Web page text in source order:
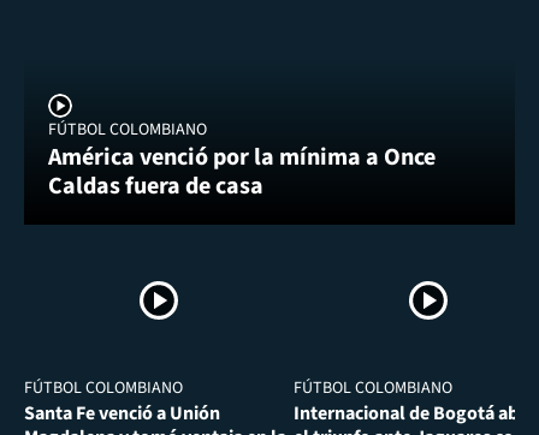
FÚTBOL COLOMBIANO
América venció por la mínima a Once
Caldas fuera de casa
FÚTBOL COLOMBIANO
Santa Fe venció a Unión
FÚTBOL COLOMBIANO
Internacional de Bogotá